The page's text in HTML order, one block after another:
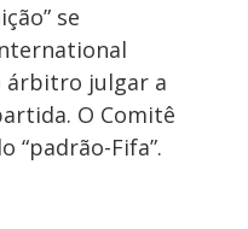
se
árbitro julgar a
O Comitê
Fifa”.